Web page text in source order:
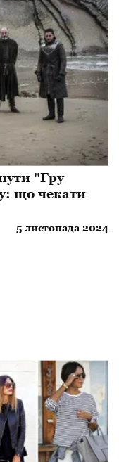
"Гру
що чекати
5 листопада 2024